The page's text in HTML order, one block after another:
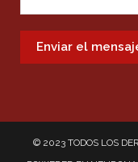
© 2023 TODOS LOS